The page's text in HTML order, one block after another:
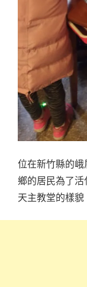
位在新竹縣的
鄉的居民為了
天主教堂的樣